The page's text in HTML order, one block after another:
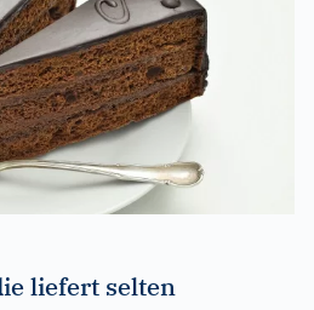
liefert selten